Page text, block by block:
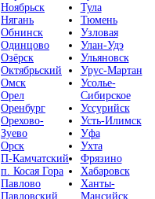
Ноябрьск
Нягань
Обнинск
Одинцово
Озёрск
Октябрьский
Омск
Орел
Оренбург
Орехово-
Зуево
Орск
П-Камчатский
п. Косая Гора
Павлово
Павловский
Тула
Тюмень
Узловая
Улан-Удэ
Ульяновск
Урус-Мартан
Усолье-
Сибирское
Уссурийск
Усть-Илимск
Уфа
Ухта
Фрязино
Хабаровск
Ханты-
Мансийск